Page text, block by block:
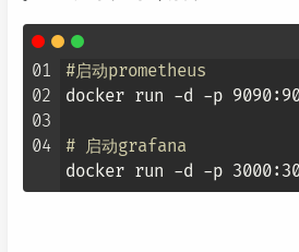
01
02
03
04
#启动prometheus
docker run -d -p
# 启动grafana
docker run -d -p